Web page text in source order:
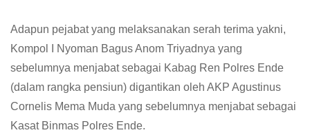
Adapun pejabat yang melaksanakan serah terima yakni,
Kompol I Nyoman Bagus Anom Triyadnya yang
sebelumnya menjabat sebagai Kabag Ren Polres Ende
(dalam rangka pensiun) digantikan oleh AKP Agustinus
Cornelis Mema Muda yang sebelumnya menjabat sebagai
Kasat Binmas Polres Ende.